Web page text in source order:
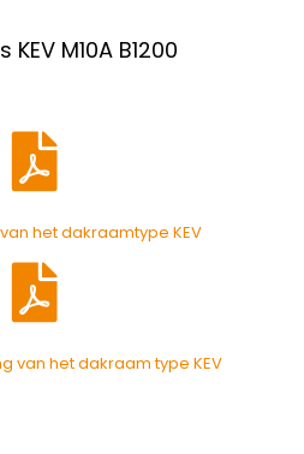
M10A B1200
het dakraamtype KEV
van het dakraam type KEV